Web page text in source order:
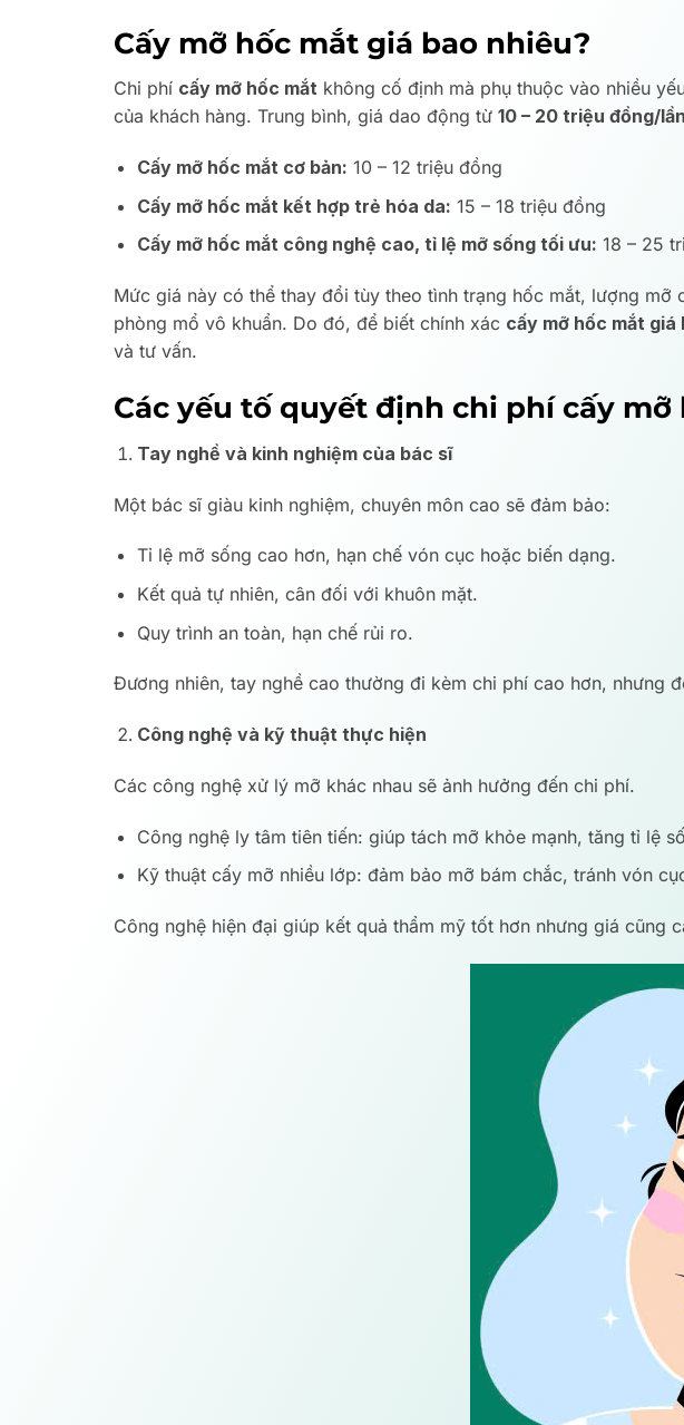
Cấy mỡ hốc mắt giá bao nhiêu?
Chi phí cấy mỡ hốc mắt không cố định mà phụ thuộc vào nhiều
của khách hàng. Trung bình, giá dao động từ 10 – 20 triệu đồng/lần
Cấy mỡ hốc mắt cơ bản: 10 – 12 triệu đồng
Cấy mỡ hốc mắt kết hợp trẻ hóa da: 15 – 18 triệu đồng
Cấy mỡ hốc mắt công nghệ cao, tỉ lệ mỡ sống tối ưu: 18 – 25
Mức giá này có thể thay đổi tùy theo tình trạng hốc mắt, lượng
phòng mổ vô khuẩn. Do đó, để biết chính xác cấy mỡ hốc mắt giá
và tư vấn.
Các yếu tố quyết định chi phí cấy mỡ
Tay nghề và kinh nghiệm của bác sĩ
Một bác sĩ giàu kinh nghiệm, chuyên môn cao sẽ đảm bảo:
Tỉ lệ mỡ sống cao hơn, hạn chế vón cục hoặc biến dạng.
Kết quả tự nhiên, cân đối với khuôn mặt.
Quy trình an toàn, hạn chế rủi ro.
Đương nhiên, tay nghề cao thường đi kèm chi phí cao hơn, nhưng
Công nghệ và kỹ thuật thực hiện
Các công nghệ xử lý mỡ khác nhau sẽ ảnh hưởng đến chi phí.
Công nghệ ly tâm tiên tiến: giúp tách mỡ khỏe mạnh, tăng tỉ lệ
Kỹ thuật cấy mỡ nhiều lớp: đảm bảo mỡ bám chắc, tránh vón
Công nghệ hiện đại giúp kết quả thẩm mỹ tốt hơn nhưng giá cũng